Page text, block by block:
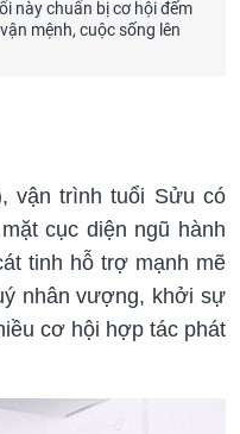
này chuẩn bị cơ hội đếm
mệnh, cuộc sống lên
vận trình tuổi Sửu có
cục diện ngũ hành
tinh hỗ trợ mạnh mẽ
nhân vượng, khởi sự
cơ hội hợp tác phát